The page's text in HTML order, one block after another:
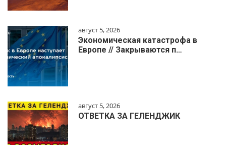
август 5, 2026
Экономическая катастрофа в
Европе // Закрываются п…
август 5, 2026
ОТВЕТКА ЗА ГЕЛЕНДЖИК